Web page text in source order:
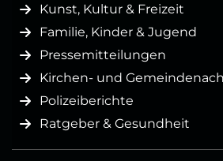
Kunst, Kultur & Freizeit
Familie, Kinder & Jugend
Pressemitteilungen
Kirchen- und
Polizeiberichte
Ratgeber & Gesundheit